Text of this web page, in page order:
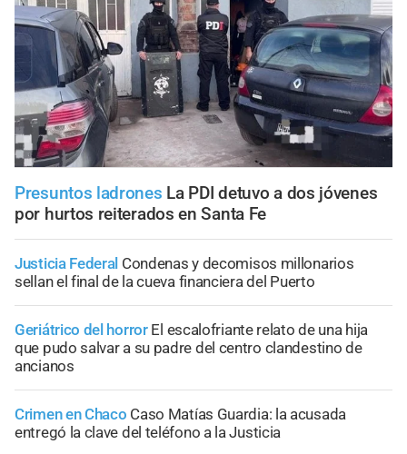
Presuntos ladrones La PDI detuvo a dos jóvenes
por hurtos reiterados en Santa Fe
Justicia Federal Condenas y decomisos millonarios
sellan el final de la cueva financiera del Puerto
Geriátrico del horror El escalofriante relato de una hija
que pudo salvar a su padre del centro clandestino de
ancianos
Crimen en Chaco Caso Matías Guardia: la acusada
entregó la clave del teléfono a la Justicia